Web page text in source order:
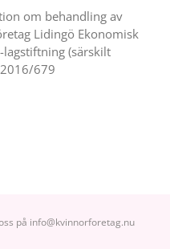
om behandling av
Lidingö Ekonomisk
lagstiftning (särskilt
679
på info@kvinnorforetag.nu